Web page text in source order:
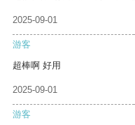
2025-09-01
游客
超棒啊 好用
2025-09-01
游客